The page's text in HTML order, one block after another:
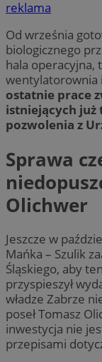
reklama
Od września
biologicznego
hala operacyjna,
wentylatorownia
ostatnie prace
istniejących
pozwolenia z
Sprawa
Olichwer
Jeszcze w
Mańka – Szulik
Śląskiego, aby
przyspieszył
władze Zabrze
poseł Tomasz
inwestycja nie
przepisami